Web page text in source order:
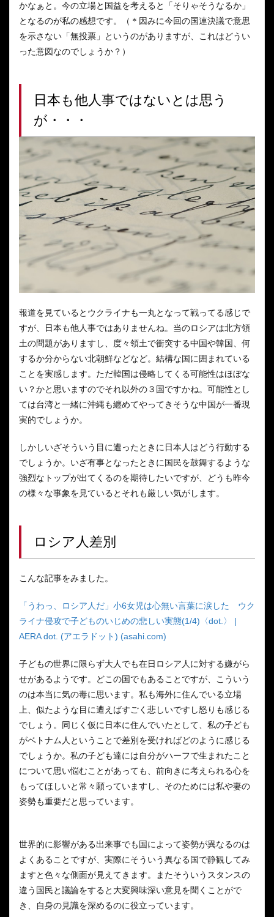
かなぁと。今の立場と国益を考えると「そりゃそうなるか」
となるのが私の感想です。（＊因みに今回の国連決議で意思
を示さない「無投票」というのがありますが、これはどうい
った意図なのでしょうか？）
日本も他人事ではないとは思う
が・・・
報道を見ているとウクライナも一丸となって戦ってる感じで
すが、日本も他人事ではありませんね。当のロシアは北方領
土の問題がありますし、度々領土で衝突する中国や韓国、何
するか分からない北朝鮮などなど。結構な国に囲まれている
ことを実感します。ただ韓国は侵略してくる可能性はほぼな
い？かと思いますのでそれ以外の３国ですかね。可能性とし
ては台湾と一緒に沖縄も纏めてやってきそうな中国が一番現
実的でしょうか。
しかしいざそういう目に遭ったときに日本人はどう行動する
でしょうか。いざ有事となったときに国民を鼓舞するような
強烈なトップが出てくるのを期待したいですが、どうも昨今
の様々な事象を見ているとそれも厳しい気がします。
ロシア人差別
こんな記事をみました。
「うわっ、ロシア人だ」小6女児は心無い言葉に涙した ウク
ライナ侵攻で子どものいじめの悲しい実態(1/4)〈dot.〉 |
AERA dot. (アエラドット) (asahi.com)
子どもの世界に限らず大人でも在日ロシア人に対する嫌がら
せがあるようです。どこの国でもあることですが、こういう
のは本当に気の毒に思います。私も海外に住んでいる立場
上、似たような目に遭えばすごく悲しいですし怒りも感じる
でしょう。同じく仮に日本に住んでいたとして、私の子ども
がベトナム人ということで差別を受ければどのように感じる
でしょうか。私の子ども達には自分がハーフで生まれたこと
について思い悩むことがあっても、前向きに考えられる心を
もってほしいと常々願っていますし、そのためには私や妻の
姿勢も重要だと思っています。
世界的に影響がある出来事でも国によって姿勢が異なるのは
よくあることですが、実際にそういう異なる国で静観してみ
ますと色々な側面が見えてきます。またそういうスタンスの
違う国民と議論をすると大変興味深い意見を聞くことがで
き、自身の見識を深めるのに役立っています。